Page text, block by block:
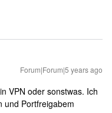
Forum|Forum|5 years ago
VPN oder sonstwas. Ich
und Portfreigabem